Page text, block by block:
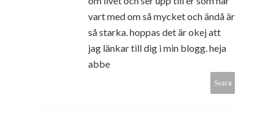
vart med om så mycket och ändå är
så starka. hoppas det är okej att
jag länkar till dig i min blogg. heja
abbe
Svara